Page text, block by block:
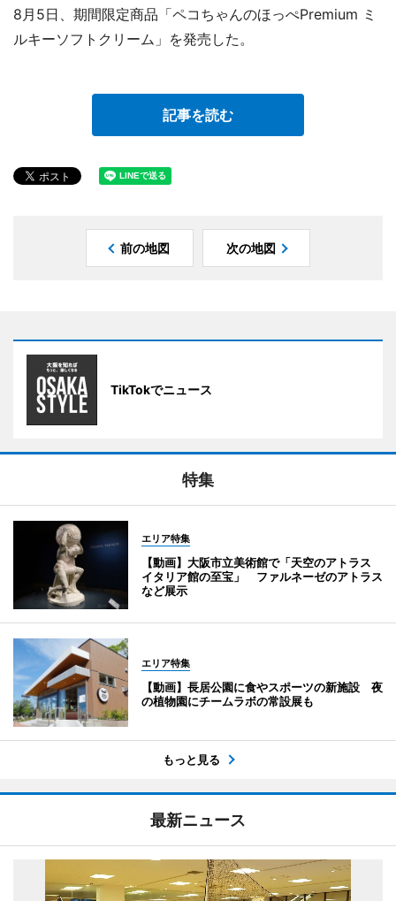
8月5日、期間限定商品「ペコちゃんのほっぺPremium ミ
ルキーソフトクリーム」を発売した。
記事を読む
前の地図 次の地図
TikTokでニュース
特集
エリア特集
【動画】大阪市立美術館で「天空のアトラス
イタリア館の至宝」 ファルネーゼのアトラス
など展示
エリア特集
【動画】長居公園に食やスポーツの新施設 夜
の植物園にチームラボの常設展も
もっと見る
最新ニュース